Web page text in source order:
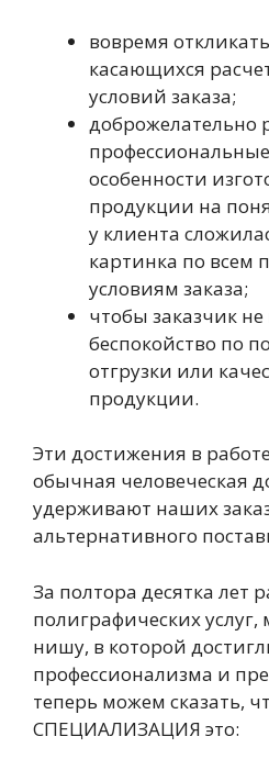
вовремя
касающихся
условий заказа;
доброжелательно
особенности
продукции на
у клиента
картинка по всем
условиям заказа;
чтобы заказчик
беспокойство по
отгрузки или
продукции.
Эти достижения в
обычная человеческая
удерживают наших
альтернативного
За полтора десятка лет
полиграфических
нишу, в которой
профессионализма и
теперь можем сказать,
СПЕЦИАЛИЗАЦИЯ это: